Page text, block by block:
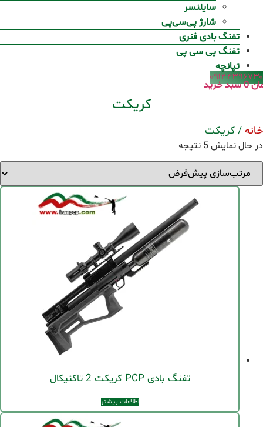
سایلنسر
شارژ پی‌سی‌پی
تفنگ بادی فنری
تفنگ پی سی پی
تپانچه
۰۹۱۲۴۳۹۶۷۳۰
0سبد خرید
کریکت
خانه / کریکت
در حال نمایش 5 نتیجه
تفنگ بادی PCP کریکت 2 تاکتیکال
اطلاعات بیشتر